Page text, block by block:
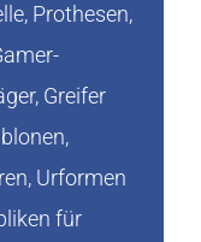
Prothesen,
Greifer
Urformen
für